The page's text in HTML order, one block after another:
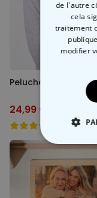
Peluche
24,99 €
de l'autre
cela
traitement
modifier